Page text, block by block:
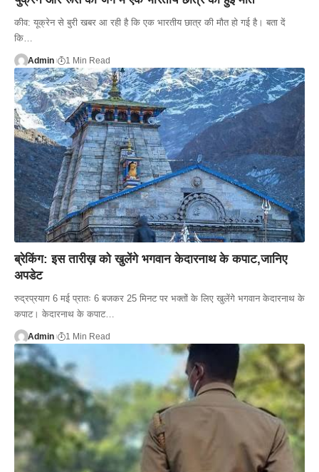
कीव: यूक्रेन से बुरी खबर आ रही है कि एक भारतीय छात्र की मौत हो गई है। बता दें
कि…
Admin 1 Min Read
ब्रेकिंग: इस तारीख़ को खुलेंगे भगवान केदारनाथ के कपाट,जानिए
अपडेट
रुद्रप्रयाग 6 मई प्रातः 6 बजकर 25 मिनट पर भक्तों के लिए खुलेंगे भगवान केदारनाथ के
कपाट। केदारनाथ के कपाट…
Admin 1 Min Read